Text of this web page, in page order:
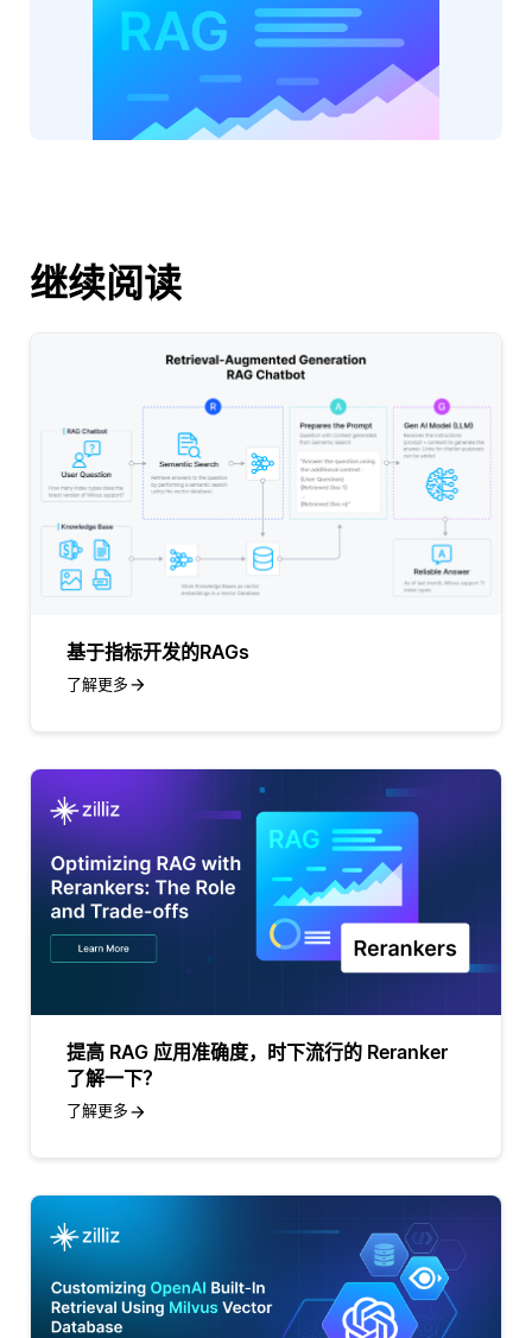
继续阅读
基于指标开发的RAGs
了解更多
提高 RAG 应用准确度，时下流行的 Reranker
了解一下？
了解更多